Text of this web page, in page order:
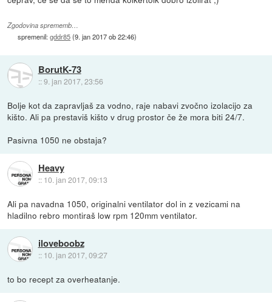
Zgodovina sprememb…
spremenil:gddr85(9. jan 2017 ob 22:46)
BorutK-73
::9. jan 2017, 23:56
Bolje kot da zapravljaš za vodno, raje nabavi zvočno izolacijo za
kišto. Ali pa prestaviš kišto v drug prostor če že mora biti 24/7.
Pasivna 1050 ne obstaja?
Heavy
:: 10. jan 2017, 09:13
Ali pa navadna 1050, originalni ventilator dol in z vezicami na
hladilno rebro montiraš low rpm 120mm ventilator.
iloveboobz
:: 10. jan 2017, 09:27
to bo recept za overheatanje.